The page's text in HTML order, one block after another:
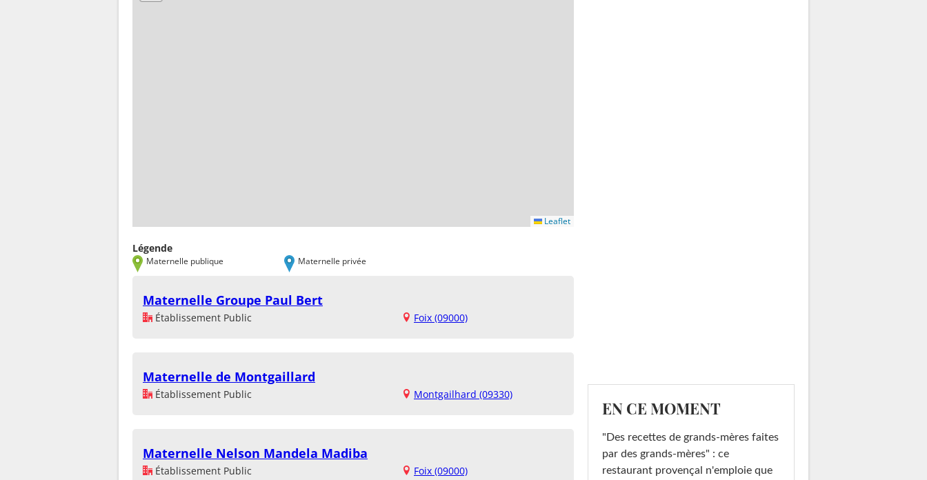
Leaflet
Légende
Maternelle publique Maternelle privée
Maternelle Groupe Paul Bert
Établissement Public Foix (09000)
Maternelle de Montgaillard
Établissement Public Montgailhard (09330)
Maternelle Nelson Mandela Madiba
Établissement Public Foix (09000)
EN CE MOMENT
"Des recettes de grands-mères faites
par des grands-mères" : ce
restaurant provençal n'emploie que